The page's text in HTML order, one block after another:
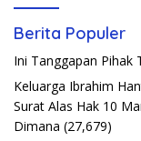
Berita Populer
Ini Tanggapan Pihak
Keluarga Ibrahim
Surat Alas Hak 10
Dimana (27,679)